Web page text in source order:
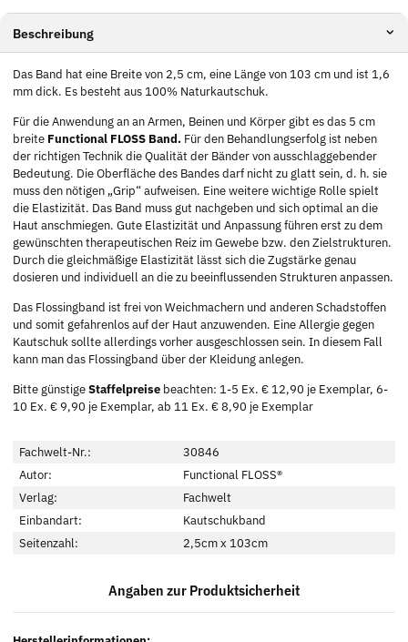
Beschreibung
Das Band hat eine Breite von 2,5 cm, eine Länge von 103 cm und ist 1,6
mm dick. Es besteht aus 100% Naturkautschuk.
Für die Anwendung an an Armen, Beinen und Körper gibt es das 5 cm
breite Functional FLOSS Band. Für den Behandlungserfolg ist neben
der richtigen Technik die Qualität der Bänder von ausschlaggebender
Bedeutung. Die Oberfläche des Bandes darf nicht zu glatt sein, d. h. sie
muss den nötigen „Grip“ aufweisen. Eine weitere wichtige Rolle spielt
die Elastizität. Das Band muss gut nachgeben und sich optimal an die
Haut anschmiegen. Gute Elastizität und Anpassung führen erst zu dem
gewünschten therapeutischen Reiz im Gewebe bzw. den Zielstrukturen.
Durch die gleichmäßige Elastizität lässt sich die Zugstärke genau
dosieren und individuell an die zu beeinflussenden Strukturen anpassen.
Das Flossingband ist frei von Weichmachern und anderen Schadstoffen
und somit gefahrenlos auf der Haut anzuwenden. Eine Allergie gegen
Kautschuk sollte allerdings vorher ausgeschlossen sein. In diesem Fall
kann man das Flossingband über der Kleidung anlegen.
Bitte günstigeStaffelpreise beachten: 1-5 Ex. € 12,90 je Exemplar, 6-
10 Ex. € 9,90 je Exemplar, ab 11 Ex. € 8,90 je Exemplar
Fachwelt-Nr.:
30846
Autor:
Functional FLOSS®
Verlag:
Fachwelt
Einbandart:
Kautschukband
Seitenzahl:
2,5cm x 103cm
Angaben zur Produktsicherheit